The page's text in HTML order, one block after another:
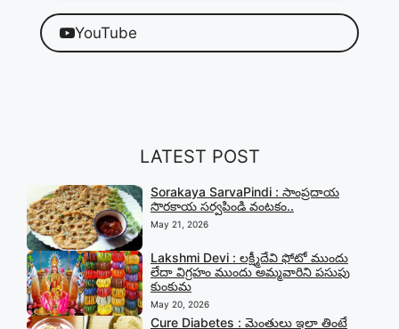
YouTube
LATEST POST
Sorakaya SarvaPindi : సాంప్రదాయ
సొరకాయ సర్వపిండి వంటకం..
May 21, 2026
Lakshmi Devi : లక్ష్మీదేవి ఫోటో ముందు
లేదా విగ్రహం ముందు అమ్మవారిని పసుపు
కుంకుమ
May 20, 2026
Cure Diabetes : మెంతులు ఇలా తింటే